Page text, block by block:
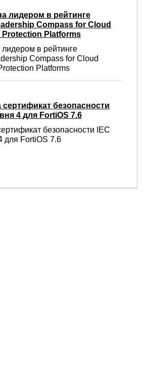
лидером в рейтинге
Compass for Cloud
Protection Platforms
в рейтинге
Compass for Cloud
Platforms
сертификат безопасности
4 для FortiOS 7.6
безопасности IEC
для FortiOS 7.6